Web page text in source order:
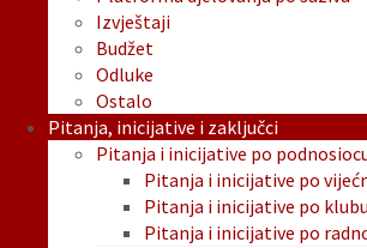
Izvještaji
Budžet
Odluke
Ostalo
Pitanja, inicijative i zaključci
Pitanja i inicijative po
Pitanja i inicijative po
Pitanja i inicijative po klubu
Pitanja i inicijative po